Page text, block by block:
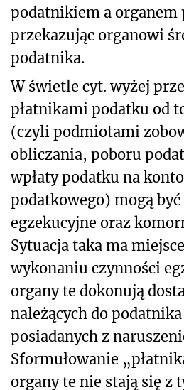
podatnikiem a organem
przekazując organowi
podatnika.
W świetle cyt. wyżej
płatnikami podatku od
(czyli podmiotami
obliczania, poboru
wpłaty podatku na
podatkowego) mogą
egzekucyjne oraz
Sytuacja taka ma
wykonaniu czynności
organy te dokonują
należących do
posiadanych z
Sformułowanie
organy te nie stają się z